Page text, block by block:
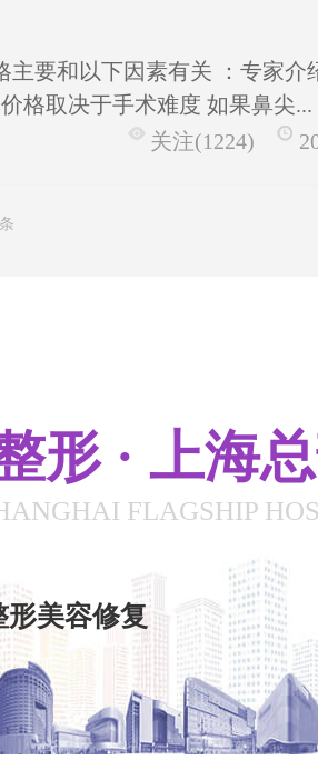
主要和以下因素有关 ：专家介
格取决于手术难度 如果鼻尖...
关注(1224)
条
形 · 上海
FLAGSHIP
美容修复